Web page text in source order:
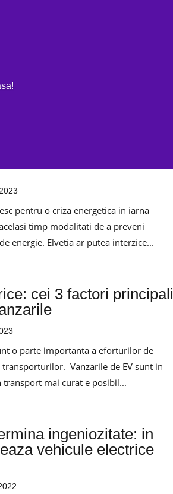
pentru o criza energetica in iarna
timp modalitati de a preveni
energie. Elvetia ar putea interzice...
cei 3 factori principali
o parte importanta a eforturilor de
Vanzarile de EV sunt in
mai curat e posibil...
ingeniozitate: in
vehicule electrice